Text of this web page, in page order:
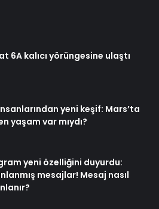
6A kalıcı yörüngesine ulaştı
yeni keşif: Mars’ta
yaşam var mıydı?
yeni özelliğini duyurdu:
mesajlar! Mesaj nasıl